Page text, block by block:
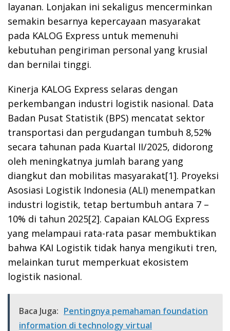
layanan. Lonjakan ini sekaligus mencerminkan
semakin besarnya kepercayaan masyarakat
pada KALOG Express untuk memenuhi
kebutuhan pengiriman personal yang krusial
dan bernilai tinggi.
Kinerja KALOG Express selaras dengan
perkembangan industri logistik nasional. Data
Badan Pusat Statistik (BPS) mencatat sektor
transportasi dan pergudangan tumbuh 8,52%
secara tahunan pada Kuartal II/2025, didorong
oleh meningkatnya jumlah barang yang
diangkut dan mobilitas masyarakat[1]. Proyeksi
Asosiasi Logistik Indonesia (ALI) menempatkan
industri logistik, tetap bertumbuh antara 7 –
10% di tahun 2025[2]. Capaian KALOG Express
yang melampaui rata-rata pasar membuktikan
bahwa KAI Logistik tidak hanya mengikuti tren,
melainkan turut memperkuat ekosistem
logistik nasional.
Baca Juga: Pentingnya pemahaman foundation
information di technology virtual